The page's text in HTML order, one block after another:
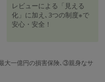
レビューによる「見える
化」に加え､3つの制度※で
安心・安全！
大一億円の損害保険､③親身なサ